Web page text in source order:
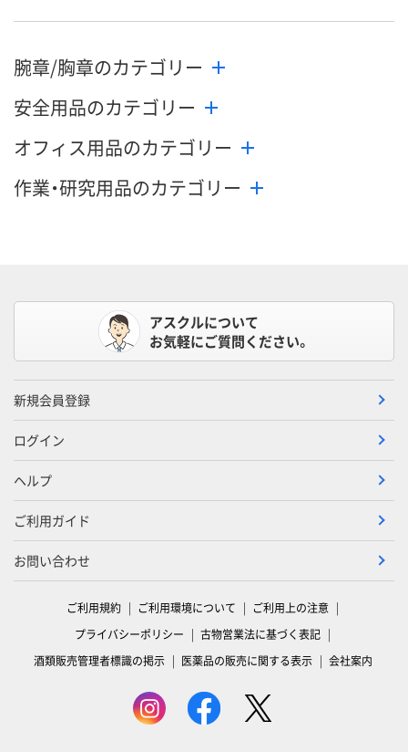
腕章/胸章のカテゴリー
安全用品のカテゴリー
オフィス用品のカテゴリー
作業・研究用品のカテゴリー
アスクルについて
お気軽にご質問ください。
新規会員登録
ログイン
ヘルプ
ご利用ガイド
お問い合わせ
ご利用規約 ご利用環境について
ご利用上の注意
プライバシーポリシー
古物営業法に基づく表記
酒類販売管理者標識の掲示
医薬品の販売に関する表示 会社案内